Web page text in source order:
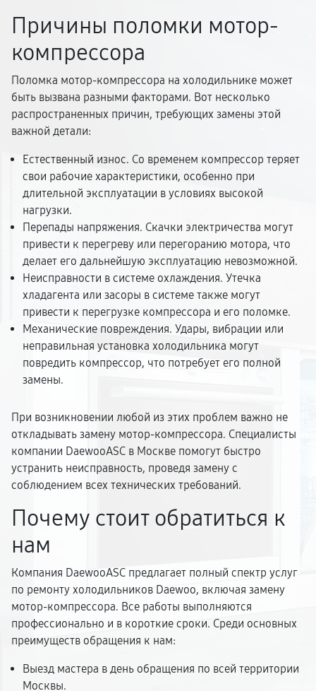
Причины поломки мотор-
компрессора
Поломка мотор-компрессора на холодильнике может
быть вызвана разными факторами. Вот несколько
распространенных причин, требующих замены этой
важной детали:
Естественный износ. Со временем компрессор теряет
свои рабочие характеристики, особенно при
длительной эксплуатации в условиях высокой
нагрузки.
Перепады напряжения. Скачки электричества могут
привести к перегреву или перегоранию мотора, что
делает его дальнейшую эксплуатацию невозможной.
Неисправности в системе охлаждения. Утечка
хладагента или засоры в системе также могут
привести к перегрузке компрессора и его поломке.
Механические повреждения. Удары, вибрации или
неправильная установка холодильника могут
повредить компрессор, что потребует его полной
замены.
При возникновении любой из этих проблем важно не
откладывать замену мотор-компрессора. Специалисты
компании DaewooASC в Москве помогут быстро
устранить неисправность, проведя замену с
соблюдением всех технических требований.
Почему стоит обратиться к
нам
Компания DaewooASC предлагает полный спектр услуг
по ремонту холодильников Daewoo, включая замену
мотор-компрессора. Все работы выполняются
профессионально и в короткие сроки. Среди основных
преимуществ обращения к нам:
Выезд мастера в день обращения по всей территории
Москвы.